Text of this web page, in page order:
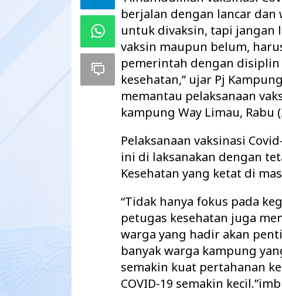
berjalan dengan lancar dan
untuk divaksin, tapi jangan
vaksin maupun belum,
pemerintah dengan
kesehatan,” ujar Pj
memantau pelaksanaan
kampung Way Limau, Rabu
Pelaksanaan vaksinasi
ini di laksanakan dengan
Kesehatan yang ketat di
“Tidak hanya fokus pada
petugas kesehatan juga
warga yang hadir akan
banyak warga kampung
semakin kuat pertahanan
COVID-19 semakin
Maharatu Soroti
hingga Pustu Tak
Way Kanan…